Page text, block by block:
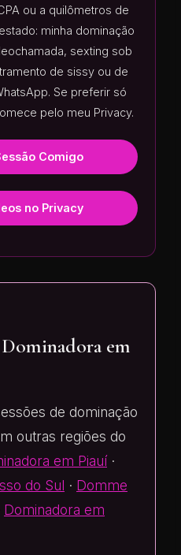
ou a quilômetros de
minha dominação
sexting sob
de sissy ou de
Se preferir só
pelo meu Privacy.
Comigo
no Privacy
em
de dominação
outras regiões do
em Piauí·
do Sul · Domme
Dominadora em